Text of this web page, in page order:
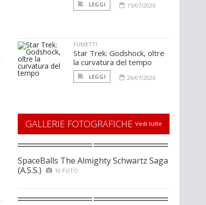
LEGGI 15/07/2026
FUMETTI
Star Trek: Godshock, oltre
la curvatura del tempo
LEGGI 26/07/2026
GALLERIE FOTOGRAFICHE Vedi tutte
SpaceBalls The Almighty Schwartz Saga
(A.S.S.)
10 FOTO